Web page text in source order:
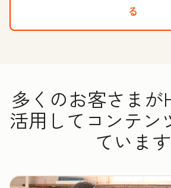
る
多くのお客さまが
活用してコンテン
ています